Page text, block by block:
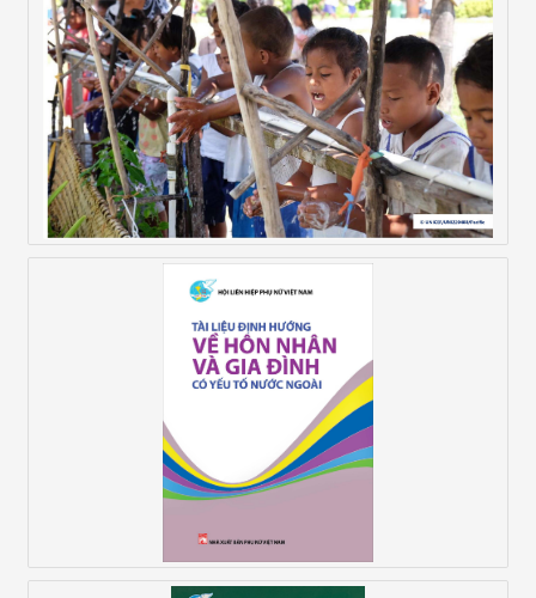
Hướng Dẫn Dành Cho Trường Học Về Công Tác
Phòng Ngừa Và Kiểm Soát Covid-19
Tài Liệu Định Hướng Về Hôn Nhân Và Gia Đình
Có Yếu Tố Nước Ngoài